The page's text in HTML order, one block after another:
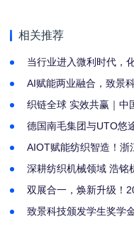
相关推荐
当行业进入微利时代，
AI赋能两业融合，致景
织链全球 实效共赢｜中
德国南毛集团与UTO悠
AIOT赋能纺织智造！浙
深耕纺织机械领域 浩铭
双展合一，焕新升级！
致景科技颁发学生奖学